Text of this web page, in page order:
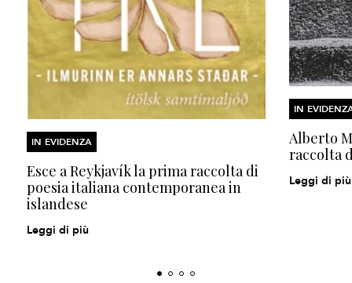
IN EVIDENZA
Esce a Reykjavík la prima raccolta di
poesia italiana contemporanea in
islandese
Leggi di più
IN
Alberto
raccolta
Leggi di più